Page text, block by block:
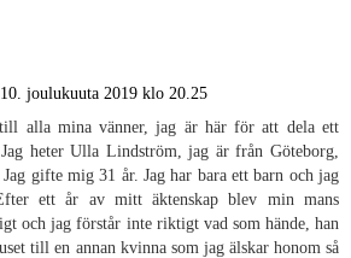
10. joulukuuta 2019 klo 20.25
till alla mina vänner, jag är här för att dela ett
heter Ulla Lindström, jag är från Göteborg,
gifte mig 31 år. Jag har bara ett barn och jag
ett år av mitt äktenskap blev min mans
och jag förstår inte riktigt vad som hände, han
till en annan kvinna som jag älskar honom så